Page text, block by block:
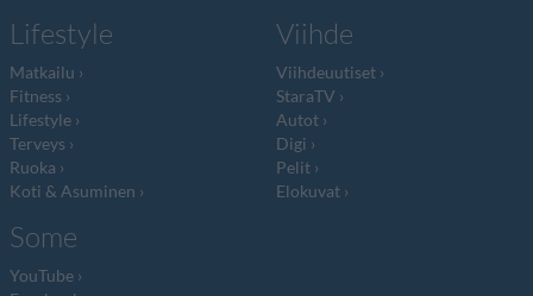
Lifestyle
Matkailu
Fitness
Lifestyle
Terveys
Ruoka
Koti & Asuminen
Viihde
Viihdeuutiset
StaraTV
Autot
Digi
Pelit
Elokuvat
Some
YouTube